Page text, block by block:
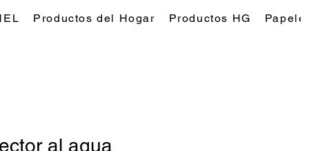
Productos del Hogar Productos HG
al agua